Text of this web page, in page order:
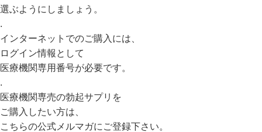
選ぶようにしましょう。
.
インターネットでのご購入には、
ログイン情報として
医療機関専用番号が必要です。
.
医療機関専売の勃起サプリを
ご購入したい方は、
こちらの公式メルマガにご登録下さい。